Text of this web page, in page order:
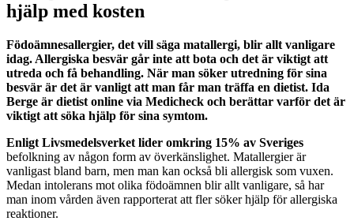
hjälp med kosten
Födoämnesallergier, det vill säga matallergi, blir allt vanligare
idag. Allergiska besvär går inte att bota och det är viktigt att
utreda och få behandling. När man söker utredning för sina
besvär är det är vanligt att man får man träffa en dietist. Ida
Berge är dietist online via Medicheck och berättar varför det är
viktigt att söka hjälp för sina symtom.
Enligt Livsmedelsverket lider omkring 15% av Sveriges
befolkning av någon form av överkänslighet. Matallergier är
vanligast bland barn, men man kan också bli allergisk som vuxen.
Medan intolerans mot olika födoämnen blir allt vanligare, så har
man inom vården även rapporterat att fler söker hjälp för allergiska
reaktioner.